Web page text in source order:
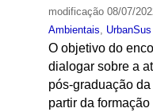
modificação08/07/
Ambientais
UrbanSus
O objetivo do
dialogar sobre a
pós-graduação
partir da